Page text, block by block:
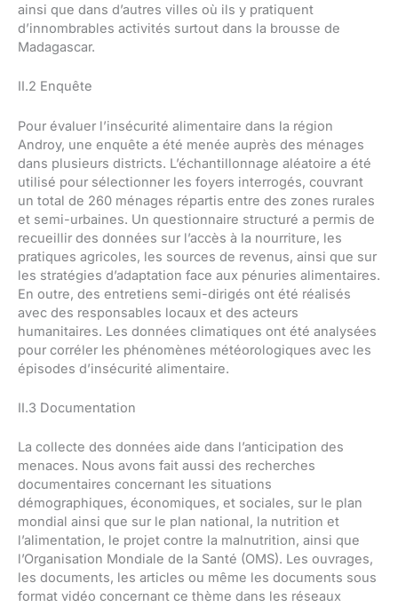
ainsi que dans d’autres villes où ils y pratiquent
d’innombrables activités surtout dans la brousse de
Madagascar.
II.2 Enquête
Pour évaluer l’insécurité alimentaire dans la région
Androy, une enquête a été menée auprès des ménages
dans plusieurs districts. L’échantillonnage aléatoire a été
utilisé pour sélectionner les foyers interrogés, couvrant
un total de 260 ménages répartis entre des zones rurales
et semi-urbaines. Un questionnaire structuré a permis de
recueillir des données sur l’accès à la nourriture, les
pratiques agricoles, les sources de revenus, ainsi que sur
les stratégies d’adaptation face aux pénuries alimentaires.
En outre, des entretiens semi-dirigés ont été réalisés
avec des responsables locaux et des acteurs
humanitaires. Les données climatiques ont été analysées
pour corréler les phénomènes météorologiques avec les
épisodes d’insécurité alimentaire.
II.3 Documentation
La collecte des données aide dans l’anticipation des
menaces. Nous avons fait aussi des recherches
documentaires concernant les situations
démographiques, économiques, et sociales, sur le plan
mondial ainsi que sur le plan national, la nutrition et
l’alimentation, le projet contre la malnutrition, ainsi que
l’Organisation Mondiale de la Santé (OMS). Les ouvrages,
les documents, les articles ou même les documents sous
format vidéo concernant ce thème dans les réseaux